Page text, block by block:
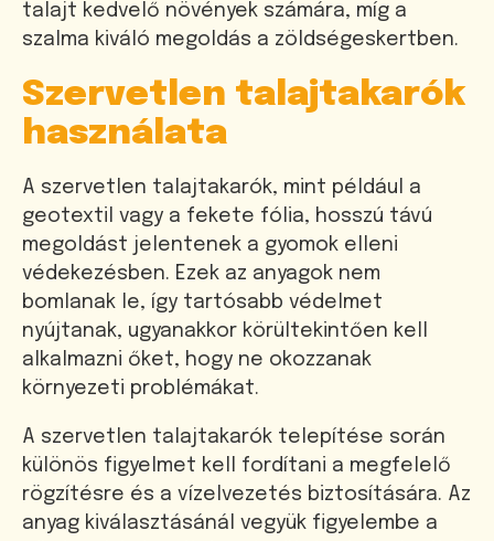
talajt kedvelő növények számára, míg a
szalma kiváló megoldás a zöldségeskertben.
Szervetlen talajtakarók
használata
A szervetlen talajtakarók, mint például a
geotextil vagy a fekete fólia, hosszú távú
megoldást jelentenek a gyomok elleni
védekezésben. Ezek az anyagok nem
bomlanak le, így tartósabb védelmet
nyújtanak, ugyanakkor körültekintően kell
alkalmazni őket, hogy ne okozzanak
környezeti problémákat.
A szervetlen talajtakarók telepítése során
különös figyelmet kell fordítani a megfelelő
rögzítésre és a vízelvezetés biztosítására. Az
anyag kiválasztásánál vegyük figyelembe a